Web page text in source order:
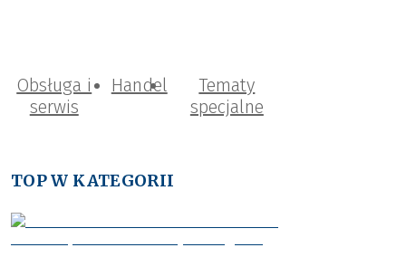
Obsługa i
serwis
Handel
Tematy
specjalne
TOP W KATEGORII